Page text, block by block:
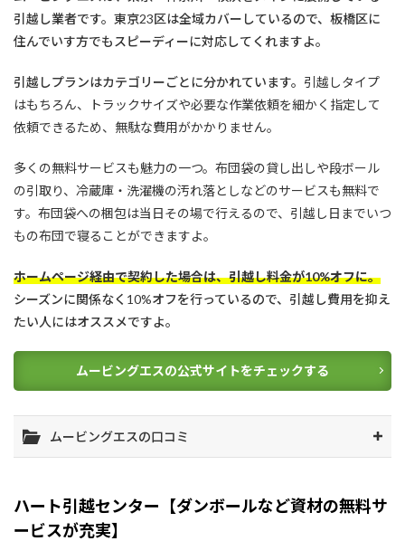
引越し業者です。東京23区は全域カバーしているので、板橋区に
住んでいす方でもスピーディーに対応してくれますよ。
引越しプランはカテゴリーごとに分かれています。 引越しタイプ
はもちろん、トラックサイズや必要な作業依頼を細かく指定して
依頼できるため、無駄な費用がかかりません。
多くの無料サービスも魅力の一つ。布団袋の貸し出しや段ボール
の引取り、冷蔵庫・洗濯機の汚れ落としなどのサービスも無料で
す。布団袋への梱包は当日その場で行えるので、引越し日までいつ
もの布団で寝ることができますよ。
ホームページ経由で契約した場合は、引越し料金が10%オフに。
シーズンに関係なく10%オフを行っているので、引越し費用を抑え
たい人にはオススメですよ。
ムービングエスの公式サイトをチェックする
ムービングエスの口コミ
ハート引越センター【ダンボールなど資材の無料サ
ービスが充実】